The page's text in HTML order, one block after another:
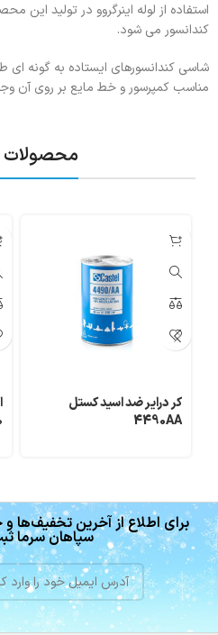
استفاده از لوله اینرگروو در تولید این
کندانسور می شود.
شاسی کندانسورهای ایستاده به گونه
مناسب کمپرسور و خط مایع بر روی آن
محصولات
کر درایر ضد اسید کستل
4490AA
برای اطلاع از آخرین تخفیف‌ها و
سپاهان سرما